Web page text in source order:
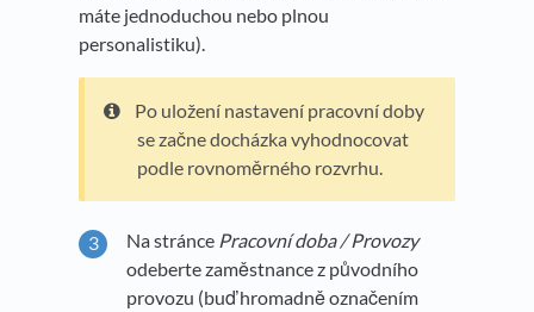
máte jednoduchou nebo plnou
personalistiku).
Po uložení nastavení pracovní doby
se začne docházka vyhodnocovat
podle rovnoměrného rozvrhu.
Na stránce Pracovní doba / Provozy
odeberte zaměstnance z původního
provozu (buď hromadně označením